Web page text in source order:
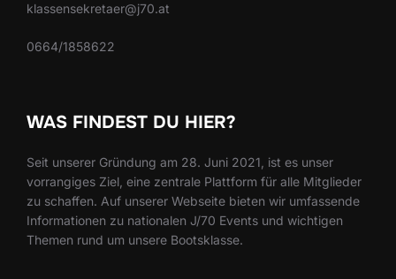
klassensekretaer@j70.at
0664/1858622
WAS FINDEST DU HIER?
Seit unserer Gründung am 28. Juni 2021, ist es unser
vorrangiges Ziel, eine zentrale Plattform für alle Mitglieder
zu schaffen. Auf unserer Webseite bieten wir umfassende
Informationen zu nationalen J/70 Events und wichtigen
Themen rund um unsere Bootsklasse.